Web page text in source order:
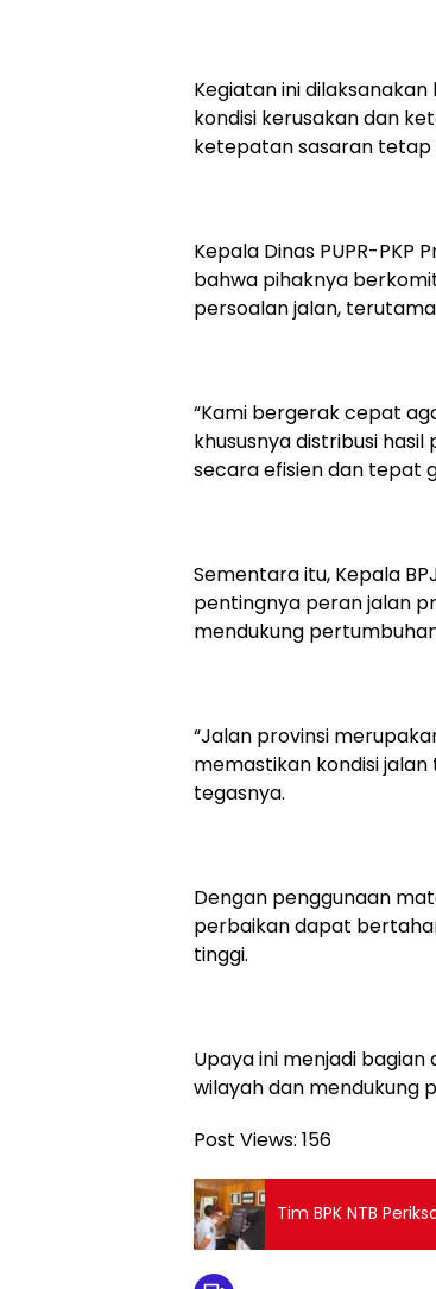
Kegiatan ini
kondisi kerusakan dan
ketepatan sasaran tetap
Kepala Dinas PUPR-PKP
bahwa pihaknya
persoalan jalan,
“Kami bergerak cepat
khususnya distribusi
secara efisien dan tepat
Sementara itu, Kepala
pentingnya peran jalan
mendukung
“Jalan provinsi
memastikan kondisi
tegasnya.
Dengan penggunaan
perbaikan dapat
tinggi.
Upaya ini menjadi
wilayah dan mendukung
Post Views: 156
Tim BPK NTB